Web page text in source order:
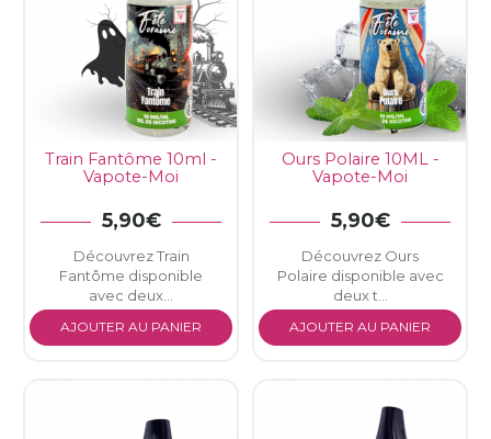
Train Fantôme 10ml -
Vapote-Moi
5,90€
Découvrez Train
Fantôme disponible
avec deux...
AJOUTER AU PANIER
Ours Polaire 10ML -
Vapote-Moi
5,90€
Découvrez Ours
Polaire disponible avec
deux t...
AJOUTER AU PANIER